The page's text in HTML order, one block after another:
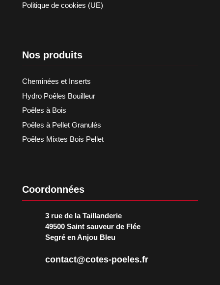
Politique de cookies (UE)
Nos produits
Cheminées et Inserts
Hydro Poêles Bouilleur
Poêles à Bois
Poêles à Pellet Granulés
Poêles Mixtes Bois Pellet
Coordonnées
3 rue de la Taillanderie
49500 Saint sauveur de Flée
Segré en Anjou Bleu
contact@cotes-poeles.fr